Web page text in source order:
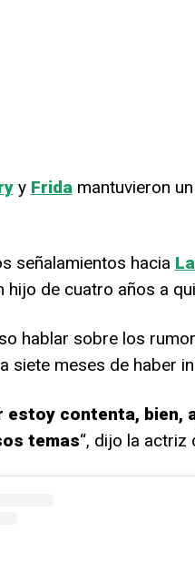
y Fridamantuvieron
señalamientos hacia
hijo de cuatro años a
hablar sobre los
siete meses de haber
estoy contenta, bien,
temas“, dijo la actriz